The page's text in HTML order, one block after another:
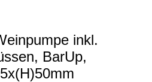
inkl.
BarUp,